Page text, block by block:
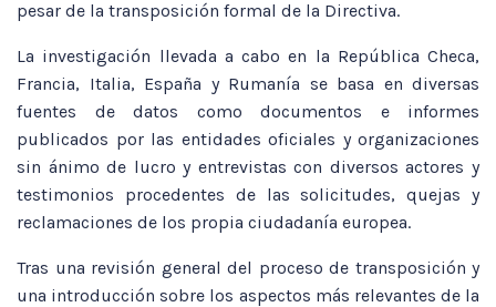
pesar de la transposición formal de la Directiva.
La investigación llevada a cabo en la República Checa,
Francia, Italia, España y Rumanía se basa en diversas
fuentes de datos como documentos e informes
publicados por las entidades oficiales y organizaciones
sin ánimo de lucro y entrevistas con diversos actores y
testimonios procedentes de las solicitudes, quejas y
reclamaciones de los propia ciudadanía europea.
Tras una revisión general del proceso de transposición y
una introducción sobre los aspectos más relevantes de la